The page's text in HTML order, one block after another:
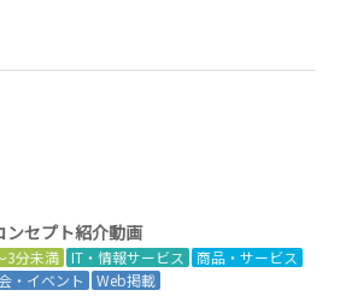
ンセプト紹介動画
3分未満 IT・情報サービス
商品・サービス
・イベント
Web掲載